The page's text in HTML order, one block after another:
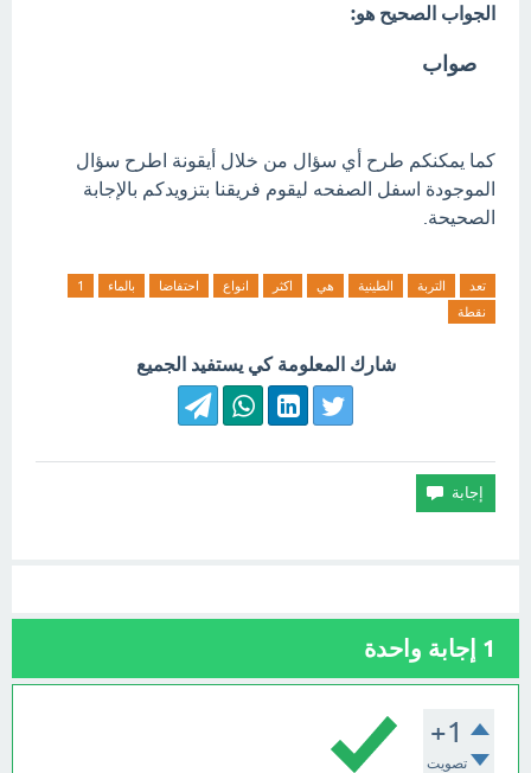
الجواب الصحيح هو:
صواب
كما يمكنكم طرح أي سؤال من خلال أيقونة اطرح سؤال
الموجودة اسفل الصفحه ليقوم فريقنا بتزويدكم بالإجابة
الصحيحة.
تعد التربة الطينية هي اكثر انواع احتفاضا بالماء
1
نقطة
شارك المعلومة كي يستفيد الجميع
1 إجابة واحدة
+1
تصويت